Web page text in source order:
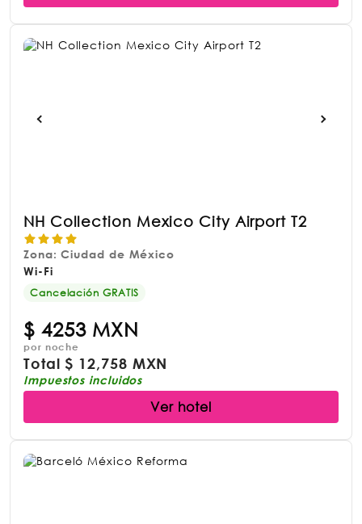
NH Collection Mexico City Airport T2
Zona: Ciudad de México
Wi-Fi
Cancelación GRATIS
$ 4253 MXN
por noche
Total$ 12,758 MXN
Impuestos incluidos
Ver hotel